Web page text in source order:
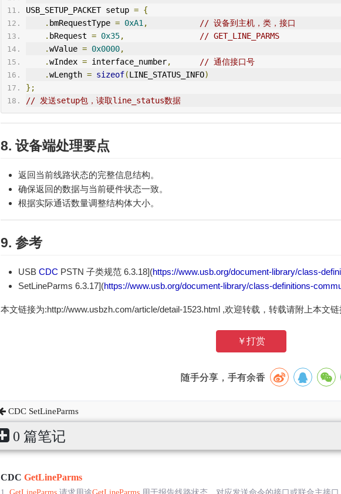
USB_ SETUP_PACKET setup = {
. bmRequestType = 0xA1 ,
// 设备到主机，类，接口
. bRequest = 0x35,
// GET_LINE_PARMS
.wValue = 0x0000,
.wIndex = interface_number,
// 通信接口号
.wLength = sizeof(LINE_STATUS_INFO)
};
// 发送setup包，读取line_status数据
8. 设备端处理要点
返回当前线路状态的完整信息结构。
确保返回的数据与当前硬件状态一致。
根据实际通话数量调整结构体大小。
9. 参考
USB CDC PSTN 子类规范 6.3.18](https://www.usb.org/document-library/class-
SetLineParms 6.3.17](https://www.usb.org/document-library/class-definitions-
本文链接为:http://www.usbzh.com/article/detail-1523.html ,欢迎转载，转载请附上本文链
￥打赏
随手分享，手有余香
CDC SetLineParms
0 篇笔记
CDC GetLineParms